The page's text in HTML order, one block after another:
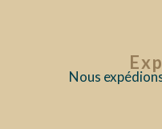
Nous